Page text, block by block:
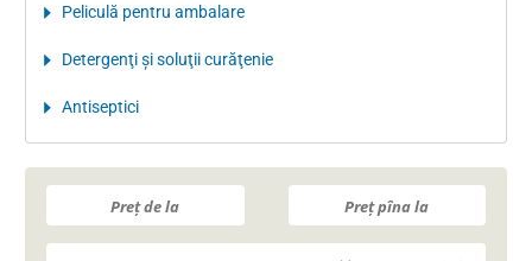
Peliculă pentru ambalare
Detergenţi şi soluţii curăţenie
Antiseptici